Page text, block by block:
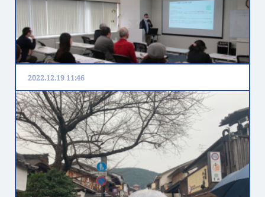
世の中の仕組みをより深く知るために、まずは政権を担
う与党の考えを直接聞いてみたいと思い、名古屋観光ホ
テルにて麻生太郎副総理によるセミナーに出席させて…
ウクライナ避難民の共生に向けて
２月１２日（日）に『ウクライナ避難民の共生に向け
て』というテーマのセミナーを開催しました。はじめに
NFSSの代表山崎よりウクライナ避難民の現状と支援…
2022.12.19 11:46